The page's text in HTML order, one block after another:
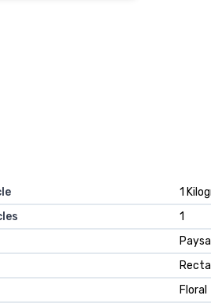
1
1
Floral